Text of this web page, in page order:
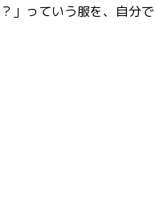
」っていう服を、自分